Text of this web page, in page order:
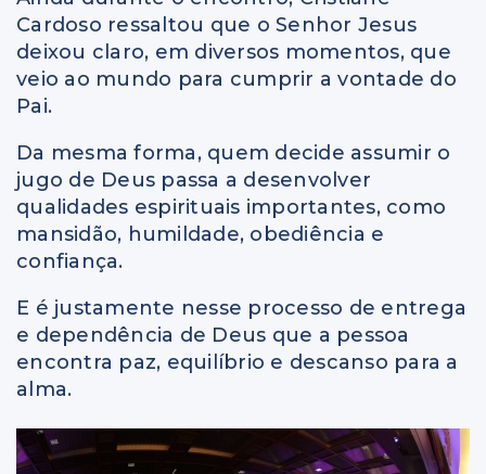
Cardoso ressaltou que o Senhor Jesus
deixou claro, em diversos momentos, que
veio ao mundo para cumprir a vontade do
Pai.
Da mesma forma, quem decide assumir o
jugo de Deus passa a desenvolver
qualidades espirituais importantes, como
mansidão, humildade, obediência e
confiança.
E é justamente nesse processo de entrega
e dependência de Deus que a pessoa
encontra paz, equilíbrio e descanso para a
alma.